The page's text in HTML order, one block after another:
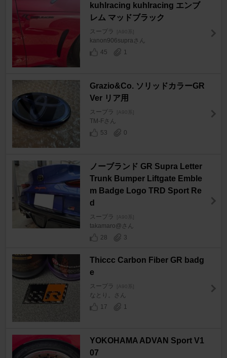
kuhlracing kuhlracing エンブ
レム マッドブラック
スープラ [A90系]
kanon906supraさん
45
1
Grazio&Co. ソリッドカラーGR
Ver リア用
スープラ [A90系]
TM-Fさん
53
0
ノーブランド GR Supra Letter
Trunk Bumper Liftgate Emble
m Badge Logo TRD Sport Re
d
スープラ [A90系]
takamaro@さん
28
3
Thiccc Carbon Fiber GR badg
e
スープラ [A90系]
なとり。さん
17
1
YOKOHAMA ADVAN Sport V1
07